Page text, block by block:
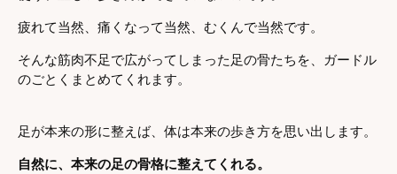
疲れて当然、痛くなって当然、むくんで当然です。
そんな筋肉不足で広がってしまった足の骨たちを、ガードル
のごとくまとめてくれます。
足が本来の形に整えば、体は本来の歩き方を思い出します。
自然に、本来の足の骨格に整えてくれる。